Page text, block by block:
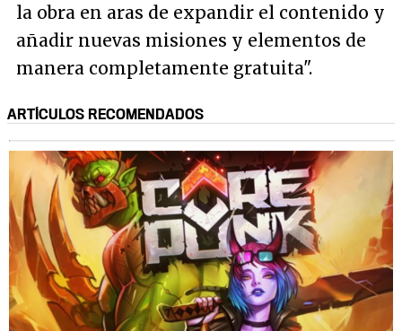
la obra en aras de expandir el contenido y
añadir nuevas misiones y elementos de
manera completamente gratuita".
ARTÍCULOS RECOMENDADOS